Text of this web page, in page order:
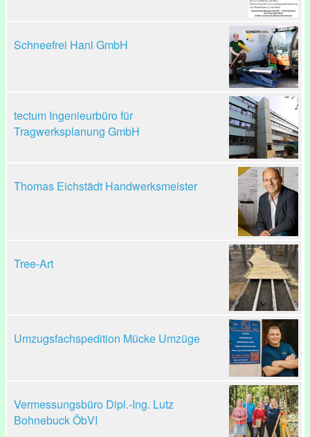
Schneefrei Hanl GmbH
tectum Ingenieurbüro für
Tragwerksplanung GmbH
Thomas Eichstädt Handwerksmeister
Tree-Art
Umzugsfachspedition Mücke Umzüge
Vermessungsbüro Dipl.-Ing. Lutz
Bohnebuck ÖbVI